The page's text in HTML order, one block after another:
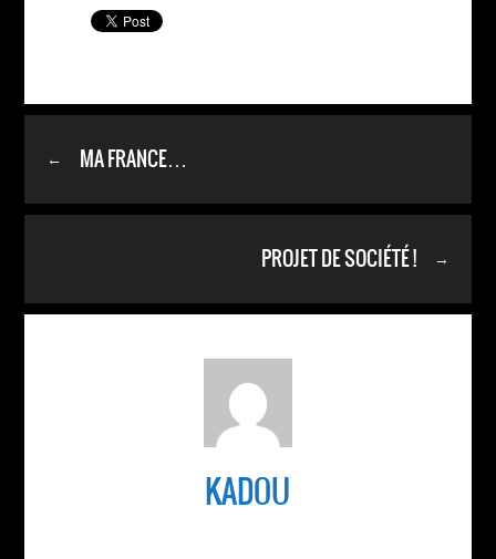
← MA FRANCE…
→
PROJET DE SOCIÉTÉ !
KADOU